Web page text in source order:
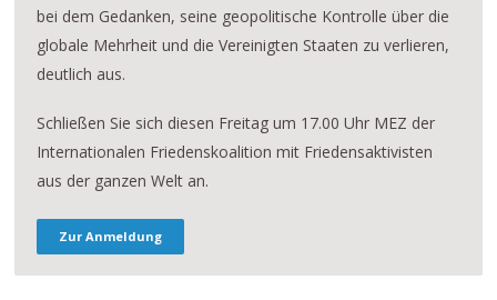
bei dem Gedanken, seine geopolitische Kontrolle über die
globale Mehrheit und die Vereinigten Staaten zu verlieren,
deutlich aus.
Schließen Sie sich diesen Freitag um 17.00 Uhr MEZ der
Internationalen Friedenskoalition mit Friedensaktivisten
aus der ganzen Welt an.
Zur Anmeldung